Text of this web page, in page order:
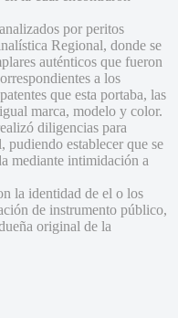
por peritos
Regional, donde se
auténticos que fueron
a los
que esta portaba, las
marca, modelo y color.
diligencias para
pudiendo establecer que se
mediante intimidación a
la identidad de el o los
de instrumento público,
original de la